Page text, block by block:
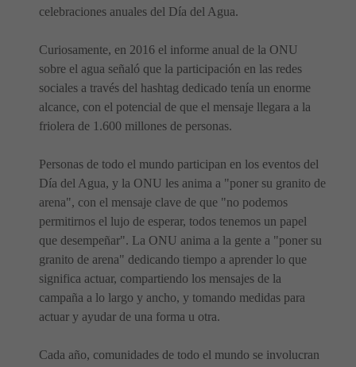
celebraciones anuales del Día del Agua.
Curiosamente, en 2016 el informe anual de la ONU
sobre el agua señaló que la participación en las redes
sociales a través del hashtag dedicado tenía un enorme
alcance, con el potencial de que el mensaje llegara a la
friolera de 1.600 millones de personas.
Personas de todo el mundo participan en los eventos del
Día del Agua, y la ONU les anima a "poner su granito de
arena", con el mensaje clave de que "no podemos
permitirnos el lujo de esperar, todos tenemos un papel
que desempeñar". La ONU anima a la gente a "poner su
granito de arena" dedicando tiempo a aprender lo que
significa actuar, compartiendo los mensajes de la
campaña a lo largo y ancho, y tomando medidas para
actuar y ayudar de una forma u otra.
Cada año, comunidades de todo el mundo se involucran